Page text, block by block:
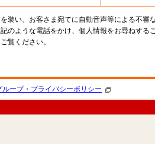
装い、お客さま宛てに自動音声等による不審
のような電話をかけ、個人情報をお尋ねする
覧ください。
ループ・プライバシーポリシー